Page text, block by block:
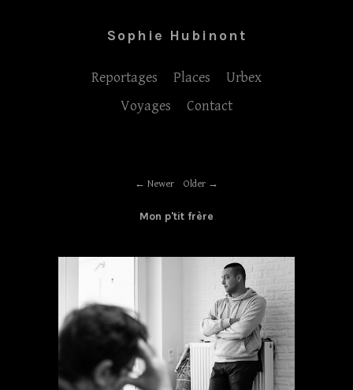
Sophie Hubinont
Reportages Places
Urbex
Voyages
Contact
Newer Older
Mon p'tit frère